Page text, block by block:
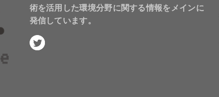
術を活用した環境分野に関する情報をメインに
発信しています。